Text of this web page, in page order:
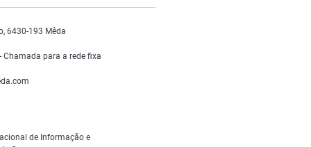
6430-193 Mêda
para a rede fixa
de Informação e